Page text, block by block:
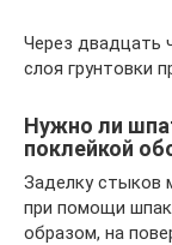
Через двадцать
слоя грунтовки
Нужно ли
поклейкой
Заделку стыков
при помощи
образом, на